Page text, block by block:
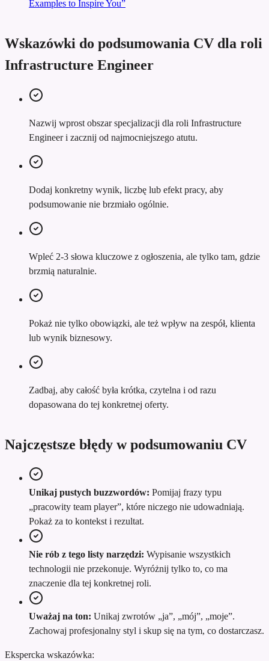
Examples to Inspire You”
Wskazówki do podsumowania CV dla roli
Infrastructure Engineer
Nazwij wprost obszar specjalizacji dla roli Infrastructure
Engineer i zacznij od najmocniejszego atutu.
Dodaj konkretny wynik, liczbę lub efekt pracy, aby
podsumowanie nie brzmiało ogólnie.
Wpleć 2-3 słowa kluczowe z ogłoszenia, ale tylko tam, gdzie
brzmią naturalnie.
Pokaż nie tylko obowiązki, ale też wpływ na zespół, klienta
lub wynik biznesowy.
Zadbaj, aby całość była krótka, czytelna i od razu
dopasowana do tej konkretnej oferty.
Najczęstsze błędy w podsumowaniu CV
Unikaj pustych buzzwordów: Pomijaj frazy typu
„pracowity team player”, które niczego nie udowadniają.
Pokaż za to kontekst i rezultat.
Nie rób z tego listy narzędzi: Wypisanie wszystkich
technologii nie przekonuje. Wyróżnij tylko to, co ma
znaczenie dla tej konkretnej roli.
Uważaj na ton: Unikaj zwrotów „ja”, „mój”, „moje”.
Zachowaj profesjonalny styl i skup się na tym, co dostarczasz.
Ekspercka wskazówka: